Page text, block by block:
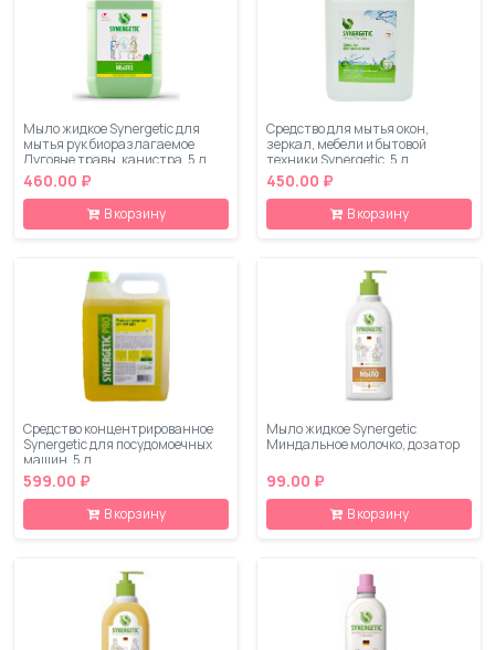
Мыло жидкое Synergetic для
мытья рук биоразлагаемое
Луговые травы, канистра, 5 л
460.00 ₽
В корзину
Средство для мытья окон,
зеркал, мебели и бытовой
техники Synergetic, 5 л
450.00 ₽
В корзину
Средство концентрированное
Synergetic для посудомоечных
машин, 5 л
599.00 ₽
В корзину
Мыло жидкое Synergetic
Миндальное молочко, дозатор
99.00 ₽
В корзину